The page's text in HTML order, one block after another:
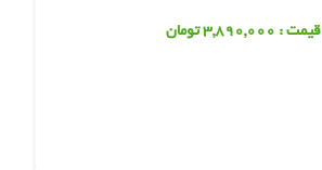
قیمت : 3,890,000 تومان